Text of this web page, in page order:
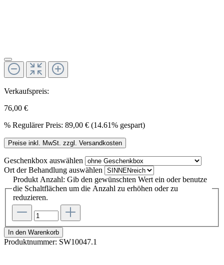
Verkaufspreis:
76,00 €
% Regulärer Preis: 89,00 € (14.61% gespart)
Preise inkl. MwSt. zzgl. Versandkosten
Geschenkbox auswählen
Ort der Behandlung auswählen
Produkt Anzahl: Gib den gewünschten Wert ein oder benutze
die Schaltflächen um die Anzahl zu erhöhen oder zu
reduzieren.
In den Warenkorb
Produktnummer: SW10047.1